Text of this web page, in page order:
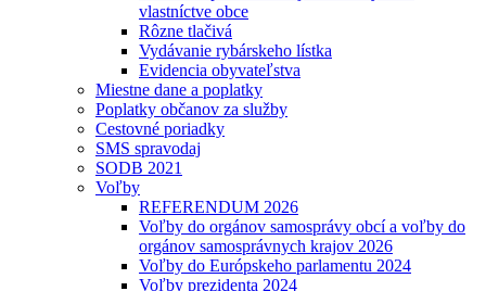
vlastníctve obce
Rôzne tlačivá
Vydávanie rybárskeho lístka
Evidencia obyvateľstva
Miestne dane a poplatky
Poplatky občanov za služby
Cestovné poriadky
SMS spravodaj
SODB 2021
Voľby
REFERENDUM 2026
Voľby do orgánov samosprávy obcí a voľby do
orgánov samosprávnych krajov 2026
Voľby do Európskeho parlamentu 2024
Voľby prezidenta 2024